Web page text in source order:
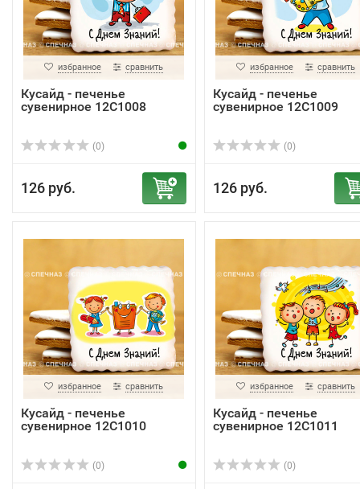
избранное сравнить
Кусайд - печенье
сувенирное 12С1008
(0)
126 руб.
избранное сравнить
Кусайд - печенье
сувенирное 12С1009
(0)
126 руб.
избранное сравнить
Кусайд - печенье
сувенирное 12С1010
(0)
избранное сравнить
Кусайд - печенье
сувенирное 12С1011
(0)